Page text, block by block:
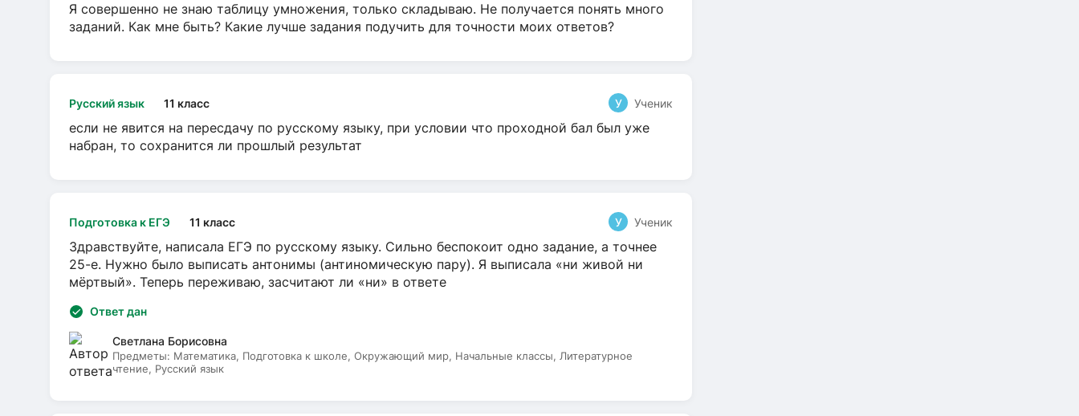
Я совершенно не знаю таблицу умножения, только складываю. Не получается понять много
заданий. Как мне быть? Какие лучше задания подучить для точности моих ответов?
Русский язык 11 класс У Ученик
если не явится на пересдачу по русскому языку, при условии что проходной бал был уже
набран, то сохранится ли прошлый результат
Подготовка к ЕГЭ 11 класс У Ученик
Здравствуйте, написала ЕГЭ по русскому языку. Сильно беспокоит одно задание, а точнее
25-е. Нужно было выписать антонимы (антиномическую пару). Я выписала «ни живой ни
мёртвый». Теперь переживаю, засчитают ли «ни» в ответе
Ответ дан
Светлана Борисовна
Предметы: Математика, Подготовка к школе, Окружающий мир, Начальные классы, Литературное
чтение, Русский язык